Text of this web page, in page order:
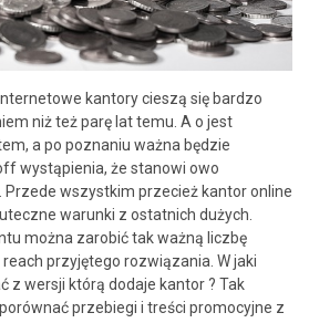
kantory cieszą się bardzo
niż też parę lat temu. A o jest
a po poznaniu ważna będzie
wystąpienia, że stanowi owo
wszystkim przecież kantor online
warunki z ostatnich dużych.
można zarobić tak ważną liczbę
przyjętego rozwiązania. W jaki
z wersji którą dodaje kantor ? Tak
przebiegi i treści promocyjne z